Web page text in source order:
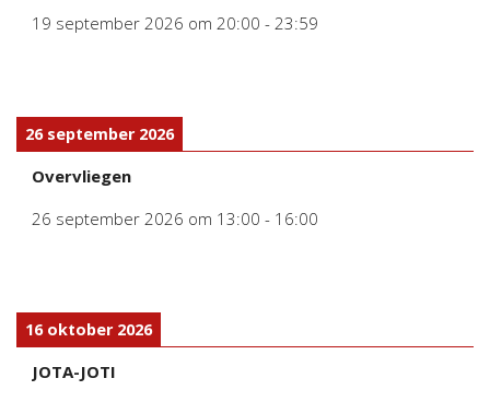
19 september 2026 om 20:00 - 23:59
26 september 2026
Overvliegen
26 september 2026 om 13:00 - 16:00
16 oktober 2026
JOTA-JOTI